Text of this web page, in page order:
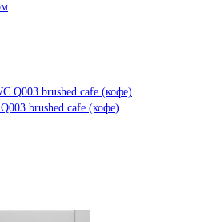
brushed cafe (кофе)